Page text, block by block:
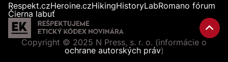
Respekt.czHeroine.czHikingHistoryLabRomano fórum
Čierna labuť
Copyright © 2025 N Press, s. r. o. (informácie o
ochrane autorských práv)